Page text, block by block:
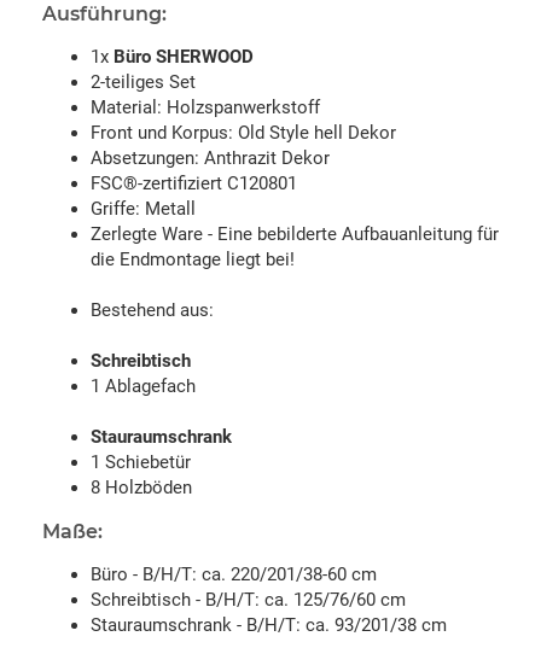
Ausführung:
1x Büro SHERWOOD
2-teiliges Set
Material: Holzspanwerkstoff
Front und Korpus: Old Style hell Dekor
Absetzungen: Anthrazit Dekor
FSC®-zertifiziert C120801
Griffe: Metall
Zerlegte Ware - Eine bebilderte Aufbauanleitung für
die Endmontage liegt bei!
Bestehend aus:
Schreibtisch
1 Ablagefach
Stauraumschrank
1 Schiebetür
8 Holzböden
Maße:
Büro - B/H/T: ca. 220/201/38-60 cm
Schreibtisch - B/H/T: ca. 125/76/60 cm
Stauraumschrank - B/H/T: ca. 93/201/38 cm